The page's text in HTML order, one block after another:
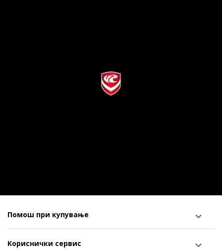
Помош при купување
Кориснички сервис